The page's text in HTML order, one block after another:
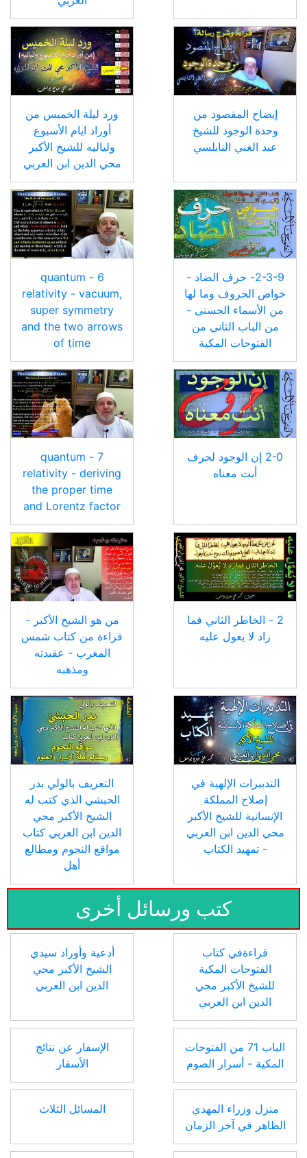
إيضاح المقصود من
وحدة الوجود للشيخ
عبد الغني النابلسي
ورد ليلة الخميس من
أوراد ايام الأسبوع
ولياليه للشيخ الأكبر
محي الدين ابن العربي
2-3-9- حرف الضاد -
خواص الحروف وما لها
من الأسماء الحسنى -
من الباب الثاني من
الفتوحات المكية
6 - quantum
relativity - vacuum,
super symmetry
and the two arrows
of time
2-0 إن الوجود لحرف
أنت معناه
7 - quantum
relativity - deriving
the proper time
and Lorentz factor
2 - الخاطر الثاني فما
زاد لا يعول عليه
من هو الشيخ الأكبر -
قراءة من كتاب شمس
المغرب - عقيدته
ومذهبه
التدبيرات الإلهية في
إصلاح المملكة
الإنسانية للشيخ الأكبر
محي الدين ابن العربي
- تمهيد الكتاب
التعريف بالولي بدر
الحبشي الذي كتب له
الشيخ الأكبر محي
الدين ابن العربي كتاب
مواقع النجوم ومطالع
أهل
كتب ورسائل أخرى
قراءةفي كتاب
الفتوحات المكية
للشيخ الأكبر محي
الدين ابن العربي
أدعية وأوراد سيدي
الشيخ الأكبر محي
الدين ابن العربي
الباب 71 من الفتوحات
المكية - أسرار الصوم
الإسفار عن نتائج
الأسفار
منزل وزراء المهدي
الظاهر في آخر الزمان
المسائل الثلاث